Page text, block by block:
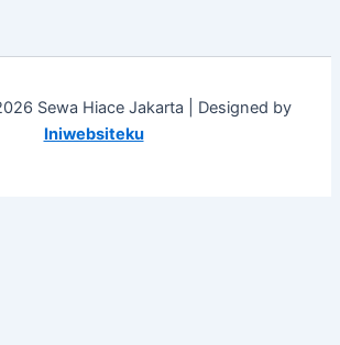
Sewa Hiace Jakarta | Designed by
Iniwebsiteku